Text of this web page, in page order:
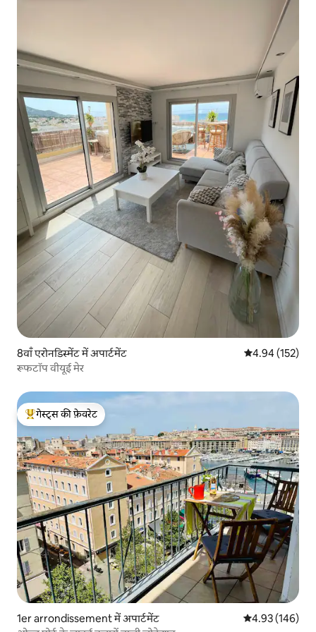
8वाँ एरोनडिस्मेंट में अपार्टमेंट औसत रेटिंग 5 में से
4.94 (152)
रूफटॉप वीयूई मेर
गेस्ट्स का टॉप फ़ेवरेट
गेस्ट्स की फ़ेवरेट
1er arrondissement में अपार्टमेंट औसत रेटिंग 5 में से
4.93 (146)